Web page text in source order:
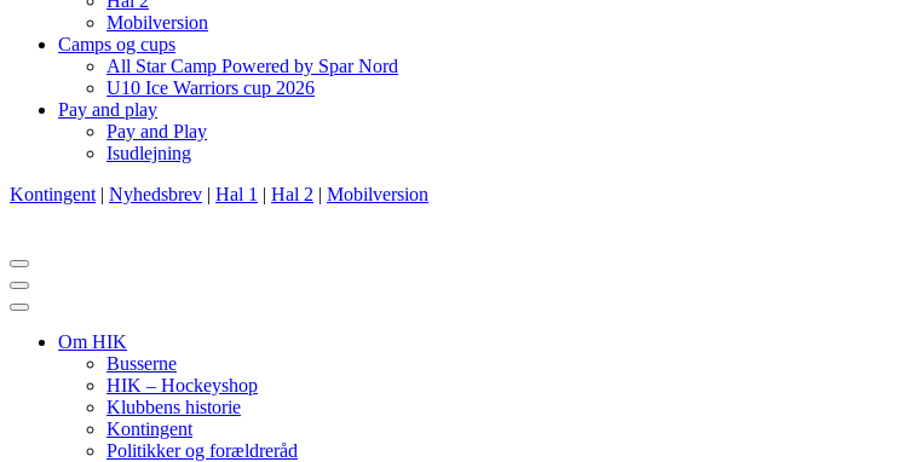
Mobilversion
Camps og cups
All Star Camp Powered by Spar Nord
U10 Ice Warriors cup 2026
Pay and play
Pay and Play
Isudlejning
Kontingent | Nyhedsbrev | Hal 1 | Hal 2 | Mobilversion
Navigation
menu
Navigation
menu
Om HIK
Busserne
HIK – Hockeyshop
Klubbens historie
Kontingent
Politikker og forældreråd